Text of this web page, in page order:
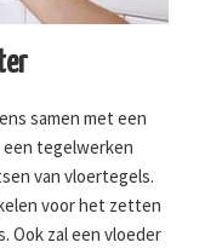
samen met een
een tegelwerken
van vloertegels.
voor het zetten
Ook zal een vloeder